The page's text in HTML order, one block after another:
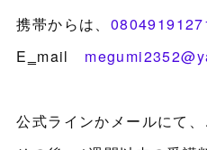
携帯からは、
E‗mail
公式ラインかメールにて、